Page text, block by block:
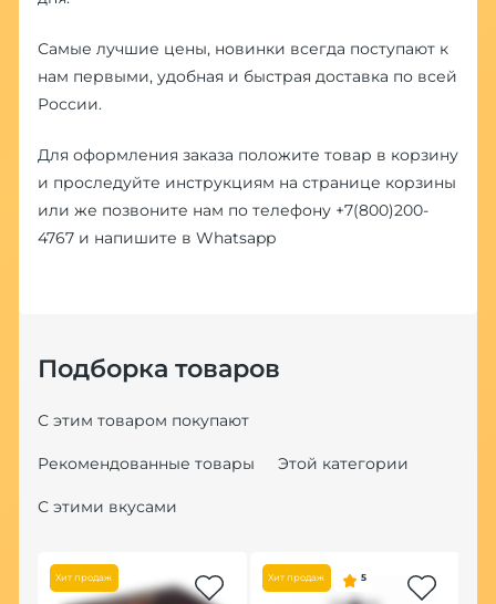
Самые лучшие цены, новинки всегда поступают к
нам первыми, удобная и быстрая доставка по всей
России.
Для оформления заказа положите товар в корзину
и проследуйте инструкциям на странице корзины
или же позвоните нам по телефону +7(800)200-
4767и напишите в Whatsapp
Подборка товаров
С этим товаром покупают
Рекомендованные товары Этой категории
С этими вкусами
Хит продаж Хит продаж 5